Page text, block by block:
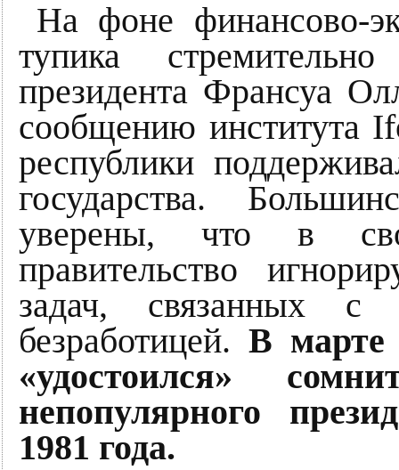
На фоне финансово-
тупика
президента Франсуа
сообщению института
республики
государства.
уверены, что в
правительство
задач, связанных
безработицей. В марте
«удостоился»
непопулярного
1981 года.